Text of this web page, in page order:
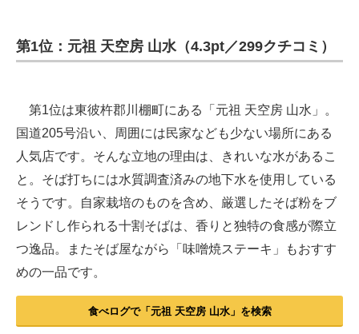
第1位：元祖 天空房 山水（4.3pt／299クチコミ）
第1位は東彼杵郡川棚町にある「元祖 天空房 山水」。
国道205号沿い、周囲には民家なども少ない場所にある
人気店です。そんな立地の理由は、きれいな水があるこ
と。そば打ちには水質調査済みの地下水を使用している
そうです。自家栽培のものを含め、厳選したそば粉をブ
レンドし作られる十割そばは、香りと独特の食感が際立
つ逸品。またそば屋ながら「味噌焼ステーキ」もおすす
めの一品です。
食べログで「元祖 天空房 山水」を検索